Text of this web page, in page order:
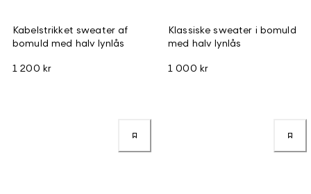
Kabelstrikket sweater af
bomuld med halv lynlås
1 200 kr
Klassiske sweater i bomuld
med halv lynlås
1 000 kr